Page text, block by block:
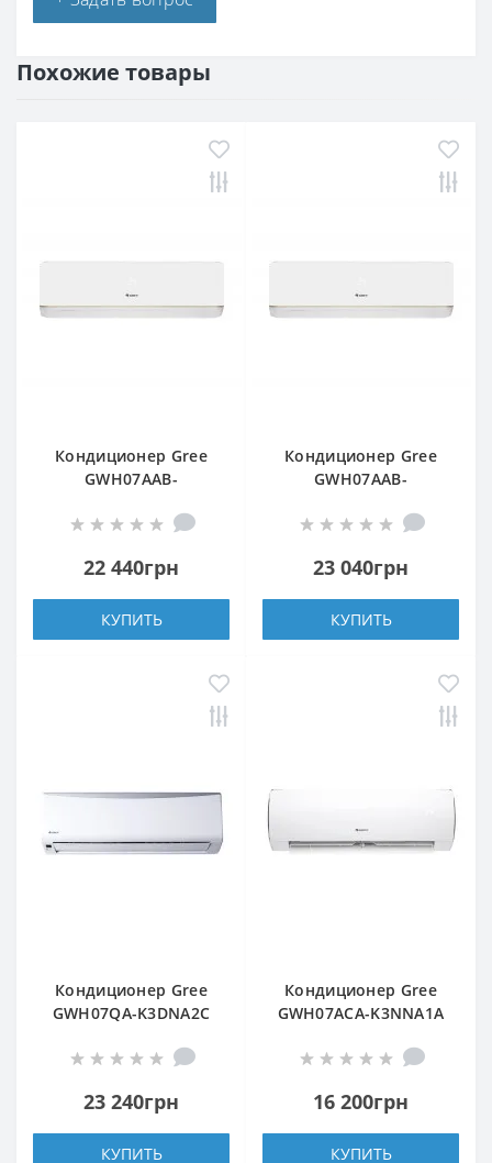
Похожие товары
Кондиционер Gree
GWH07AAB-
22 440грн
КУПИТЬ
Кондиционер Gree
GWH07AAB-
23 040грн
КУПИТЬ
Кондиционер Gree
GWH07QA-K3DNA2С
23 240грн
КУПИТЬ
Кондиционер Gree
GWH07ACA-K3NNA1A
16 200грн
КУПИТЬ